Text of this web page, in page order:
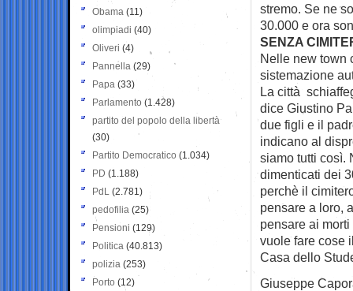
stremo. Se ne
30.000 e ora
SENZA
Nelle new town
sistemazione
La città
dice Giustino
due figli e il
indicano al
siamo tutti così.
dimenticati dei
perchè il
pensare a loro,
pensare ai
vuole fare cose
Casa dello
Giuseppe
Obama (11)
olimpiadi (40)
Oliveri (4)
Pannella (29)
Papa (33)
Parlamento (1.428)
partito del popolo della libertà
(30)
Partito Democratico (1.034)
PD (1.188)
PdL (2.781)
pedofilia (25)
Pensioni (129)
Politica (40.813)
polizia (253)
Porto (12)